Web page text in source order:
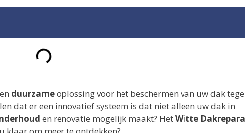
duurzameoplossing voor het beschermen van uw dak
dat er een innovatief systeem is dat niet alleen uw dak in
en renovatie mogelijk maakt? HetWitte
klaar om meer te ontdekken?